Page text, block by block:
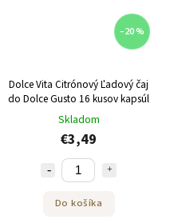
–20 %
Dolce Vita Citrónový Ľadový čaj
do Dolce Gusto 16 kusov kapsúl
Skladom
€3,49
Do košíka